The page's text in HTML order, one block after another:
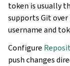
token is usually
supports Git over
username and
Configure
push changes